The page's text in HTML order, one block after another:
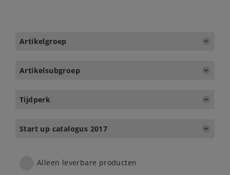
Artikelgroep
Artikelsubgroep
Tijdperk
Start up catalogus 2017
Alleen leverbare producten